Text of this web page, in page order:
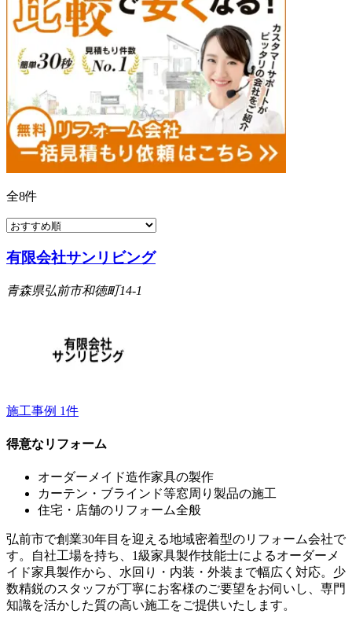
全8件
有限会社サンリビング
青森県弘前市和徳町14-1
施工事例 1件
得意なリフォーム
オーダーメイド造作家具の製作
カーテン・ブラインド等窓周り製品の施工
住宅・店舗のリフォーム全般
弘前市で創業30年目を迎える地域密着型のリフォーム会社で
す。自社工場を持ち、1級家具製作技能士によるオーダーメ
イド家具製作から、水回り・内装・外装まで幅広く対応。少
数精鋭のスタッフが丁寧にお客様のご要望をお伺いし、専門
知識を活かした質の高い施工をご提供いたします。